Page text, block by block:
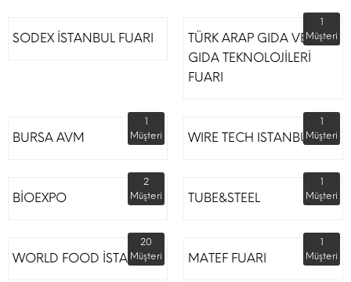
SODEX İSTANBUL FUARI
TÜRK ARAP GIDA VE
GIDA TEKNOLOJİLERİ
FUARI
1
Müşteri
BURSA AVM
1
Müşteri
WIRE TECH ISTANBUL
1
Müşteri
BİOEXPO
2
Müşteri
TUBE&STEEL
1
Müşteri
WORLD FOOD İSTANBUL
20
Müşteri
MATEF FUARI
1
Müşteri